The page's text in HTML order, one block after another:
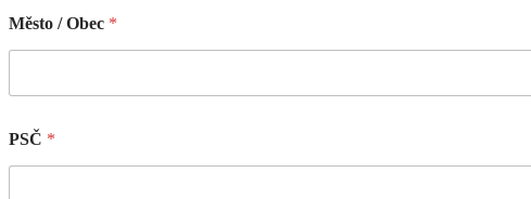
Město / Obec *
PSČ *